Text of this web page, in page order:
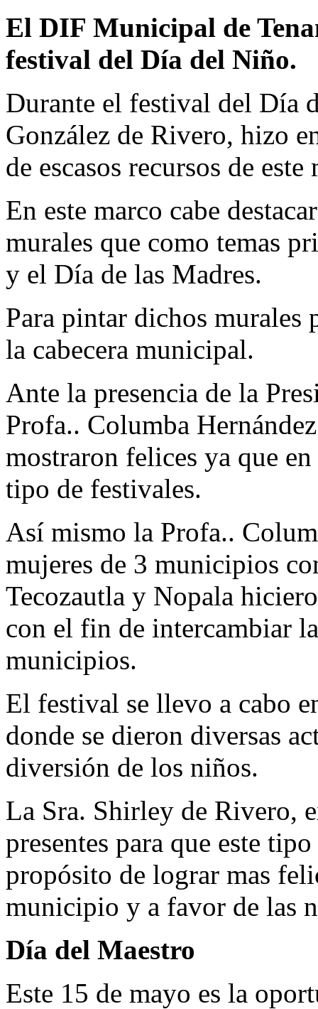
El DIF Municipal de
festival del Día del Niño.
Durante el festival del Día
González de Rivero, hizo
de escasos recursos de
En este marco cabe
murales que como temas
y el Día de las Madres.
Para pintar dichos murales
la cabecera municipal.
Ante la presencia de la
Profa.. Columba
mostraron felices ya que
tipo de festivales.
Así mismo la Profa..
mujeres de 3 municipios
Tecozautla y Nopala
con el fin de intercambiar
municipios.
El festival se llevo a cabo
donde se dieron diversas
diversión de los niños.
La Sra. Shirley de Rivero,
presentes para que este
propósito de lograr mas
municipio y a favor de las
Día del Maestro
Este 15 de mayo es la